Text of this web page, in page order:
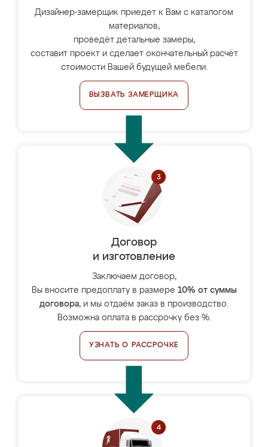
Дизайнер-замерщик приедет к Вам с каталогом
материалов,
проведёт детальные замеры,
составит проект и сделает окончательный расчёт
стоимости Вашей будущей мебели.
ВЫЗВАТЬ ЗАМЕРЩИКА
Договор
и изготовление
Заключаем договор,
Вы вносите предоплату в размере 10% от суммы
договора, и мы отдаём заказ в производство.
Возможна оплата в рассрочку без %.
УЗНАТЬ О РАССРОЧКЕ